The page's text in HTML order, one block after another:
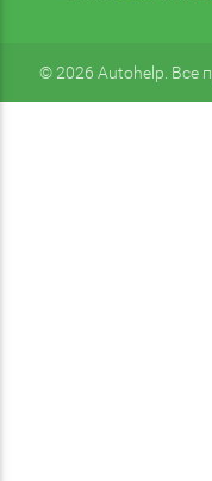
© 2026 Autohelp. Все